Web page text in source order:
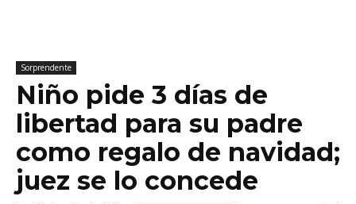
Sorprendente
Niño pide 3 días de
libertad para su padre
como regalo de navidad;
juez se lo concede